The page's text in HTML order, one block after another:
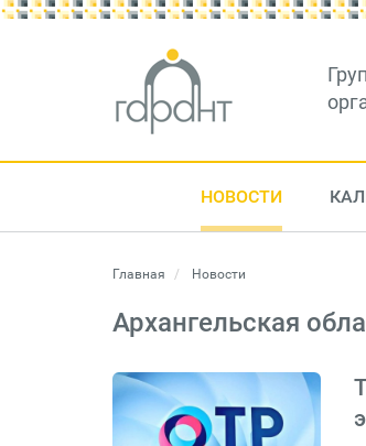
НОВОСТИ
Главная Новости
Архангельская